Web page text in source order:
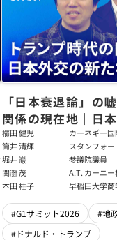
「日本衰退論」の
関係の現在地｜日
戦略【櫛田健児×
輝】
櫛田 健児
カーネギー
ラムディレ
筒井 清輝
スタンフォ
大学アジア
フェロー
堀井 巌
参議院議員
関灘 茂
A.T. カーニ
本法人会長
本田 桂子 早稲田大学
#G1サミット2026
#地
#ドナルド・トランプ